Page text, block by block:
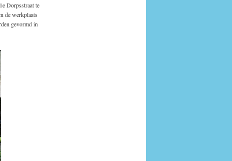
Dorpsstraat te
de werkplaats
gevormd in